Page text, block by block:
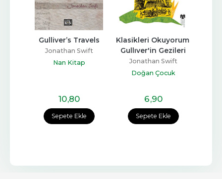
Sepete Ekle
Gulliver’s Travels
Jonathan Swift
Nan Kitap
10,80
Sepete Ekle
Klasikleri Okuyorum
Gullıver'in Gezileri
Jonathan Swift
Doğan Çocuk
6,90